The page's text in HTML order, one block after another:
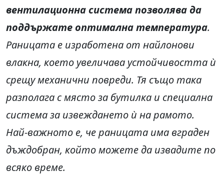
вентилационна система позволява да
поддържате оптимална температура.
Раницата е изработена от найлонови
влакна, което увеличава устойчивостта ѝ
срещу механични повреди. Тя също така
разполага с място за бутилка и специална
система за извеждането ѝ на рамото.
Най-важното е, че раницата има вграден
дъждобран, който можете да извадите по
всяко време.